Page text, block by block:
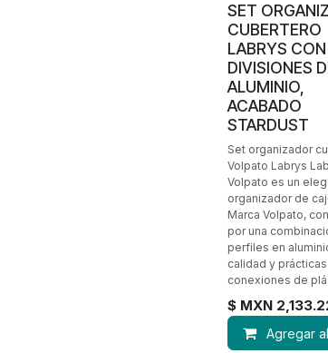
SET
CUBERTERO
LABRYS
DIVISIONES
ALUMINIO,
ACABADO
STARDUST
Set organizador
Volpato Labrys
Volpato es un
organizador de
Marca Volpato,
por una
perfiles en
calidad y prácticas
conexiones de
$ MXN
Agregar